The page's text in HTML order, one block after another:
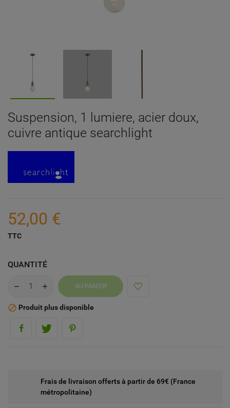
Suspension, 1 lumiere, acier doux,
cuivre antique searchlight
52,00 €
TTC
QUANTITÉ
AU PANIER
 Produit plus disponible
Frais de livraison offerts à partir de 69€ (France
métropolitaine)